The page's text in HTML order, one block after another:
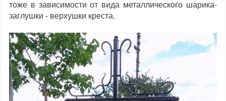
тоже в зависимости от вида металлического шарика-
заглушки - верхушки креста.